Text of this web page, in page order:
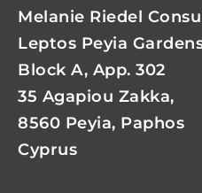
Melanie Riedel
Leptos Peyia
Block A, App. 302
35 Agapiou Zakka,
8560 Peyia, Paphos
Cyprus